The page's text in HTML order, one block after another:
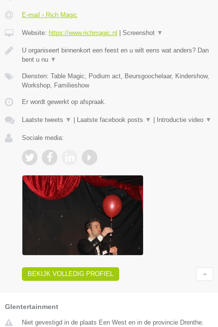
E-mail › Rich Magic
Website: https://www.richmagic.nl | Screenshot ▼
U organiseert binnenkort een feest en u wilt eens wat anders? Dan
bent u nu ▼
Diensten: Table Magic, Podium act, Beursgoochelaar, Kindershow,
Workshop, Familieshow
Er wordt gewerkt op afspraak.
Laatste tweets ▼ | Laatste facebook posts ▼ | Introductie video ▼
Sociale media:
BEKIJK VOLLEDIG PROFIEL
Glentertainment
Niet gevestigd in de plaats Een West en in de provincie Drenthe.